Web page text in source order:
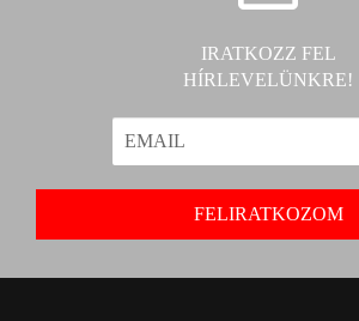
IRATKOZZ FEL
HÍRLEVELÜNKRE!